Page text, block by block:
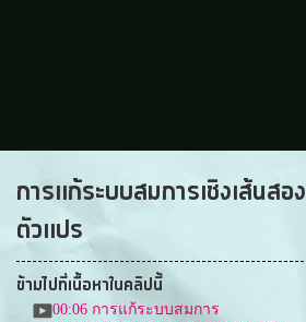
การแก้ระบบสมการเชิงเส้นสอง
ตัวแปร
ข้ามไปที่เนื้อหาในคลิปนี้
00:06 การแก้ระบบสมการ